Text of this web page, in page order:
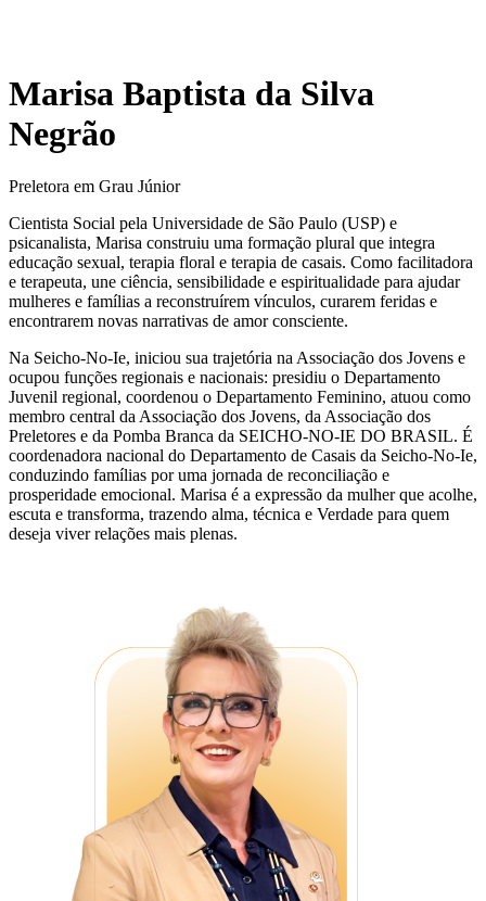
Marisa Baptista da Silva
Negrão
Preletora em Grau Júnior
Cientista Social pela Universidade de São Paulo (USP) e
psicanalista, Marisa construiu uma formação plural que integra
educação sexual, terapia floral e terapia de casais. Como facilitadora
e terapeuta, une ciência, sensibilidade e espiritualidade para ajudar
mulheres e famílias a reconstruírem vínculos, curarem feridas e
encontrarem novas narrativas de amor consciente.
Na Seicho-No-Ie, iniciou sua trajetória na Associação dos Jovens e
ocupou funções regionais e nacionais: presidiu o Departamento
Juvenil regional, coordenou o Departamento Feminino, atuou como
membro central da Associação dos Jovens, da Associação dos
Preletores e da Pomba Branca da SEICHO-NO-IE DO BRASIL. É
coordenadora nacional do Departamento de Casais da Seicho-No-Ie,
conduzindo famílias por uma jornada de reconciliação e
prosperidade emocional. Marisa é a expressão da mulher que acolhe,
escuta e transforma, trazendo alma, técnica e Verdade para quem
deseja viver relações mais plenas.